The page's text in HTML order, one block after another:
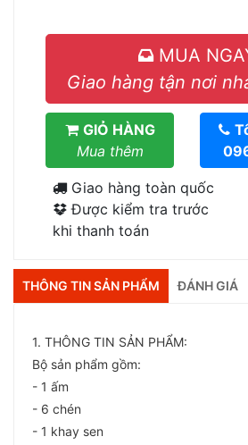
MUA
Giao hàng tận nơi
GIỎ HÀNG
Mua thêm
Giao hàng toàn quốc
Được kiểm tra trước
khi thanh toán
THÔNG TIN SẢN PHẨM ĐÁNH GIÁ
1. THÔNG TIN SẢN PHẨM:
Bộ sản phẩm gồm:
- 1 ấm
- 6 chén
- 1 khay sen